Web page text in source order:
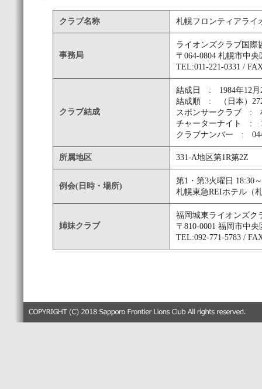
クラブ名称 札幌フロンティアライ
事務局
ライオンズクラブ国際
〒064-0804 札幌市中
TEL:011-221-0331 /
クラブ結成
結成日 : 1984年12月
結成順 : （日本）
スポンサークラブ :
チャーターナイト :
クラブナンバー :
所属地区 331-A地区第1R第2Z
例会(日時・場所)
第1・第3火曜日 18:30～
札幌東急REIホテル（
姉妹クラブ
福岡城東ライオンズク
〒810-0001 福岡市中
TEL:092-771-5783 /